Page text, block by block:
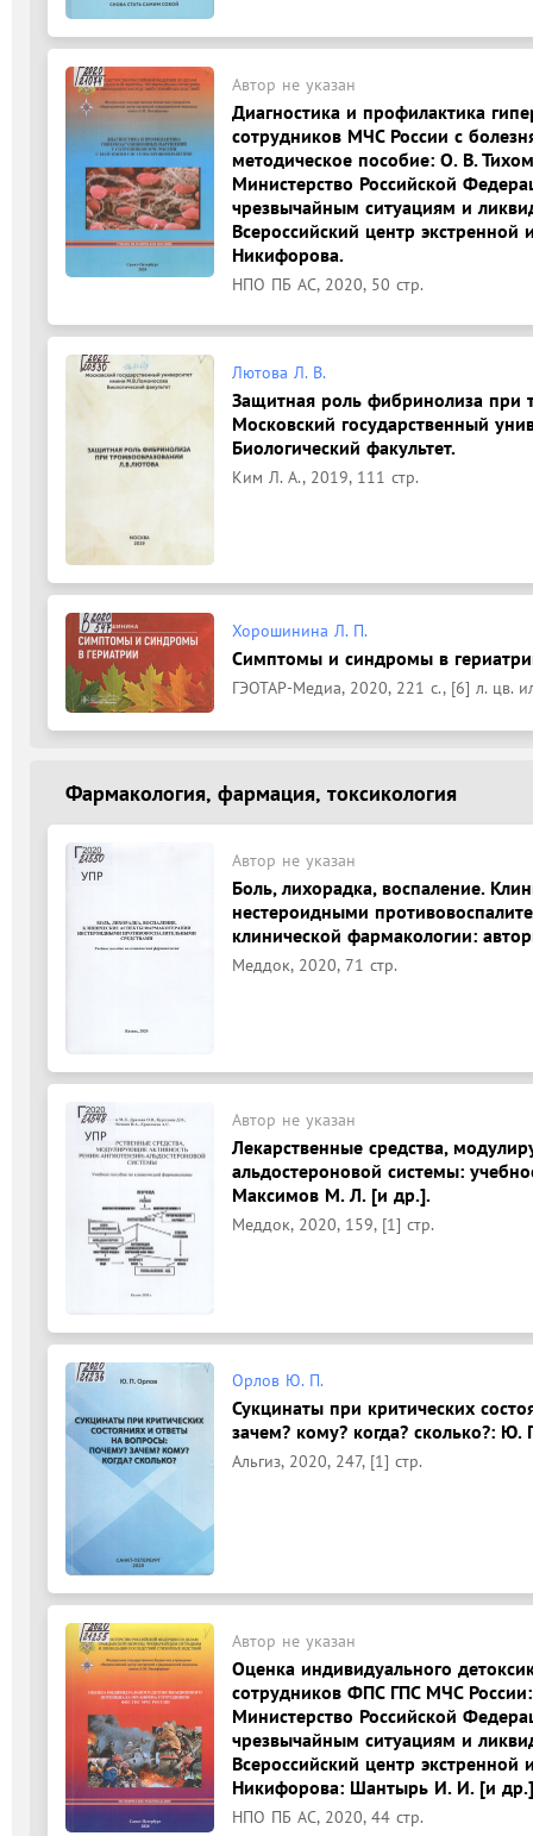
Автор не указан
Диагностика и профилактика
сотрудников МЧС России с
методическое пособие: О. В.
Министерство Российской
чрезвычайным ситуациям и
Всероссийский центр
Никифорова.
НПО ПБ АС, 2020, 50 стр.
Лютова Л. В.
Защитная роль фибринолиза при
Московский государственный
Биологический факультет.
Ким Л. А., 2019, 111 стр.
Хорошинина Л. П.
Симптомы и синдромы в
ГЭОТАР-Медиа, 2020, 221 с., [6] л. цв.
Фармакология, фармация, токсикология
Автор не указан
Боль, лихорадка, воспаление.
нестероидными
клинической фармакологии:
Меддок, 2020, 71 стр.
Автор не указан
Лекарственные средства,
альдостероновой системы:
Максимов М. Л. [и др.].
Меддок, 2020, 159, [1] стр.
Орлов Ю. П.
Сукцинаты при критических
зачем? кому? когда? сколько?: Ю.
Альгиз, 2020, 247, [1] стр.
Автор не указан
Оценка индивидуального
сотрудников ФПС ГПС МЧС
Министерство Российской
чрезвычайным ситуациям и
Всероссийский центр
Никифорова: Шантырь И. И. [и
НПО ПБ АС, 2020, 44 стр.